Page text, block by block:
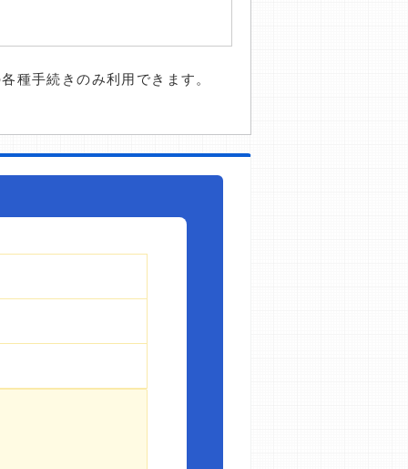
種手続きのみ利用できます。